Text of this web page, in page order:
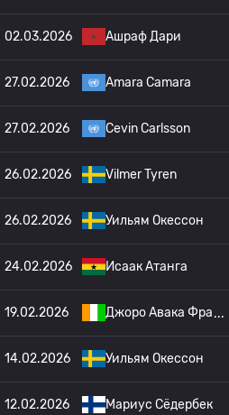
02.03.2026 Ашраф Дари
27.02.2026 Amara Camara
27.02.2026 Cevin Carlsson
26.02.2026 Vilmer Tyren
26.02.2026 Уильям Окессон
24.02.2026 Исаак Атанга
19.02.2026 Джоро Авака Фра
14.02.2026 Уильям Окессон
12.02.2026 Мариус Сёдербек